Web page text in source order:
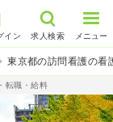
イン 求人検索 メニュー
東京都の訪問看護の看
転職・給料